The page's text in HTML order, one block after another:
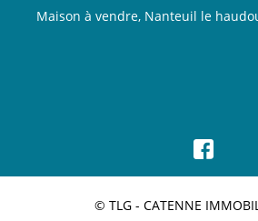
Maison à vendre, Nanteuil le
© TLG - CATENNE